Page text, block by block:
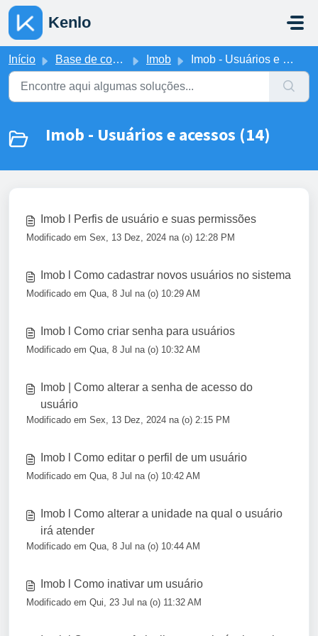
Ir para o conteúdo principal
Kenlo
Início Base de conhecimento Imob Imob - Usuários e acessos
Imob - Usuários e acessos (14)
Imob l Perfis de usuário e suas permissões
Modificado em Sex, 13 Dez, 2024 na (o) 12:28 PM
Imob l Como cadastrar novos usuários no sistema
Modificado em Qua, 8 Jul na (o) 10:29 AM
Imob l Como criar senha para usuários
Modificado em Qua, 8 Jul na (o) 10:32 AM
Imob | Como alterar a senha de acesso do
usuário
Modificado em Sex, 13 Dez, 2024 na (o) 2:15 PM
Imob l Como editar o perfil de um usuário
Modificado em Qua, 8 Jul na (o) 10:42 AM
Imob l Como alterar a unidade na qual o usuário
irá atender
Modificado em Qua, 8 Jul na (o) 10:44 AM
Imob l Como inativar um usuário
Modificado em Qui, 23 Jul na (o) 11:32 AM